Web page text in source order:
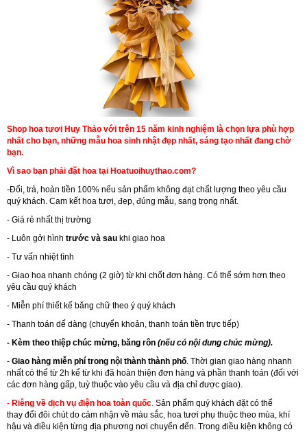
Shop hoa tươi Huy Thảo với trên 15 năm kinh nghiệm là chọn lựa phù hợp
nhất cho bạn, những mẫu hoa sinh nhật đẹp nhất, sáng tạo nhất đang chờ
bạn.
Vì sao bạn phải đặt hoa tại Hoatuoihuythao.com?
-Đổi, trả, hoàn tiền 100% nếu sản phẩm không đạt chất lượng theo yêu cầu
quý khách. Cam kết hoa tươi, đẹp, đúng mẫu, sang trọng nhất.
- Giá rẻ nhất thị trường
- Luôn gởi hình trước và sau khi giao hoa
- Tư vấn nhiệt tình
- Giao hoa nhanh chóng (2 giờ) từ khi chốt đơn hàng. Có thể sớm hơn theo
yêu cầu quý khách
- Miễn phí thiết kế băng chữ theo ý quý khách
- Thanh toán dể dàng (chuyển khoản, thanh toán tiền trực tiếp)
- Kèm theo thiệp chúc mừng, băng rôn (nếu có nội dung chúc mừng).
- Giao hàng miễn phí trong nội thành thành phố. Thời gian giao hàng nhanh
nhất có thể từ 2h kể từ khi đã hoàn thiện đơn hàng và phần thanh toán (đối với
các đơn hàng gấp, tuỳ thuộc vào yêu cầu và địa chỉ được giao).
- Riêng về dịch vụ điện hoa toàn quốc. Sản phẩm quý khách đặt có thể
thay đổi đôi chút do cảm nhận về màu sắc, hoa tươi phụ thuộc theo mùa, khí
hậu và điều kiện từng địa phương nơi chuyển đến. Trong điều kiện không có